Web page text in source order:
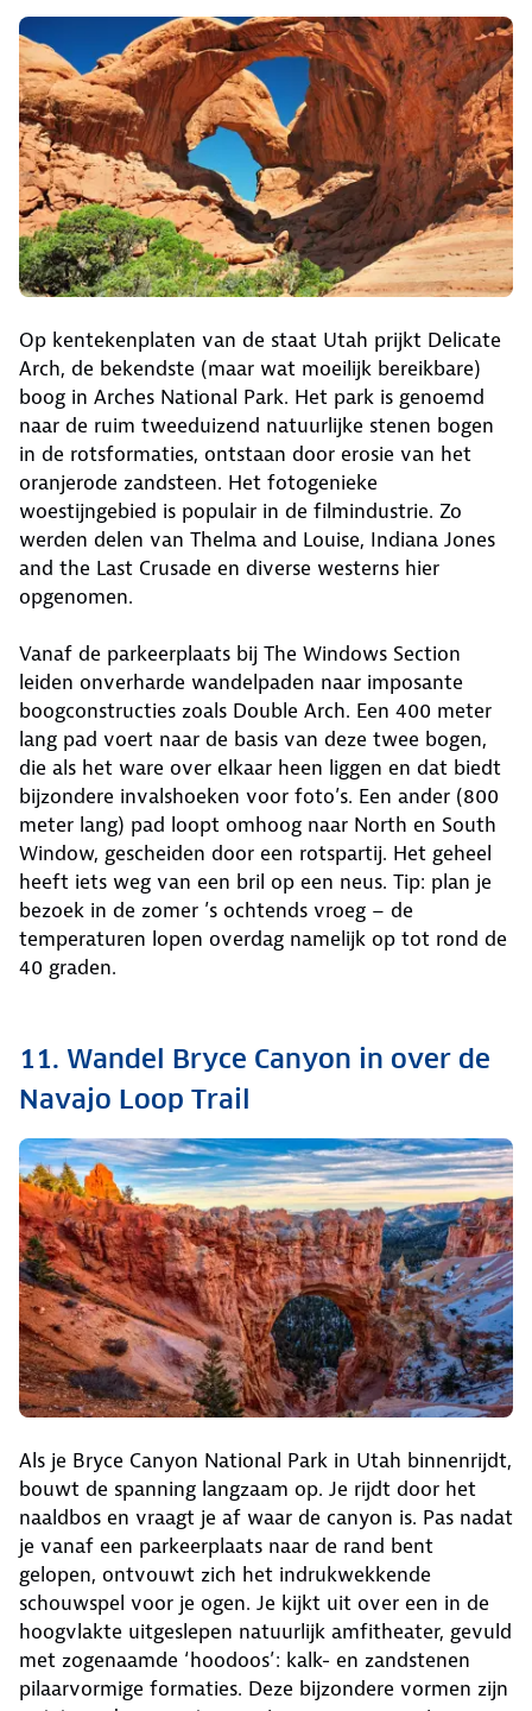
Op kentekenplaten van de staat Utah prijkt Delicate
Arch, de bekendste (maar wat moeilijk bereikbare)
boog in Arches National Park. Het park is genoemd
naar de ruim tweeduizend natuurlijke stenen bogen
in de rotsformaties, ontstaan door erosie van het
oranjerode zandsteen. Het fotogenieke
woestijngebied is populair in de filmindustrie. Zo
werden delen van Thelma and Louise, Indiana Jones
and the Last Crusade en diverse westerns hier
opgenomen.
Vanaf de parkeerplaats bij The Windows Section
leiden onverharde wandelpaden naar imposante
boogconstructies zoals Double Arch. Een 400 meter
lang pad voert naar de basis van deze twee bogen,
die als het ware over elkaar heen liggen en dat biedt
bijzondere invalshoeken voor foto’s. Een ander (800
meter lang) pad loopt omhoog naar North en South
Window, gescheiden door een rotspartij. Het geheel
heeft iets weg van een bril op een neus. Tip: plan je
bezoek in de zomer ’s ochtends vroeg – de
temperaturen lopen overdag namelijk op tot rond de
40 graden.
11. Wandel Bryce Canyon in over de
Navajo Loop Trail
Als je Bryce Canyon National Park in Utah binnenrijdt,
bouwt de spanning langzaam op. Je rijdt door het
naaldbos en vraagt je af waar de canyon is. Pas nadat
je vanaf een parkeerplaats naar de rand bent
gelopen, ontvouwt zich het indrukwekkende
schouwspel voor je ogen. Je kijkt uit over een in de
hoogvlakte uitgeslepen natuurlijk amfitheater, gevuld
met zogenaamde ‘hoodoos’: kalk- en zandstenen
pilaarvormige formaties. Deze bijzondere vormen zijn